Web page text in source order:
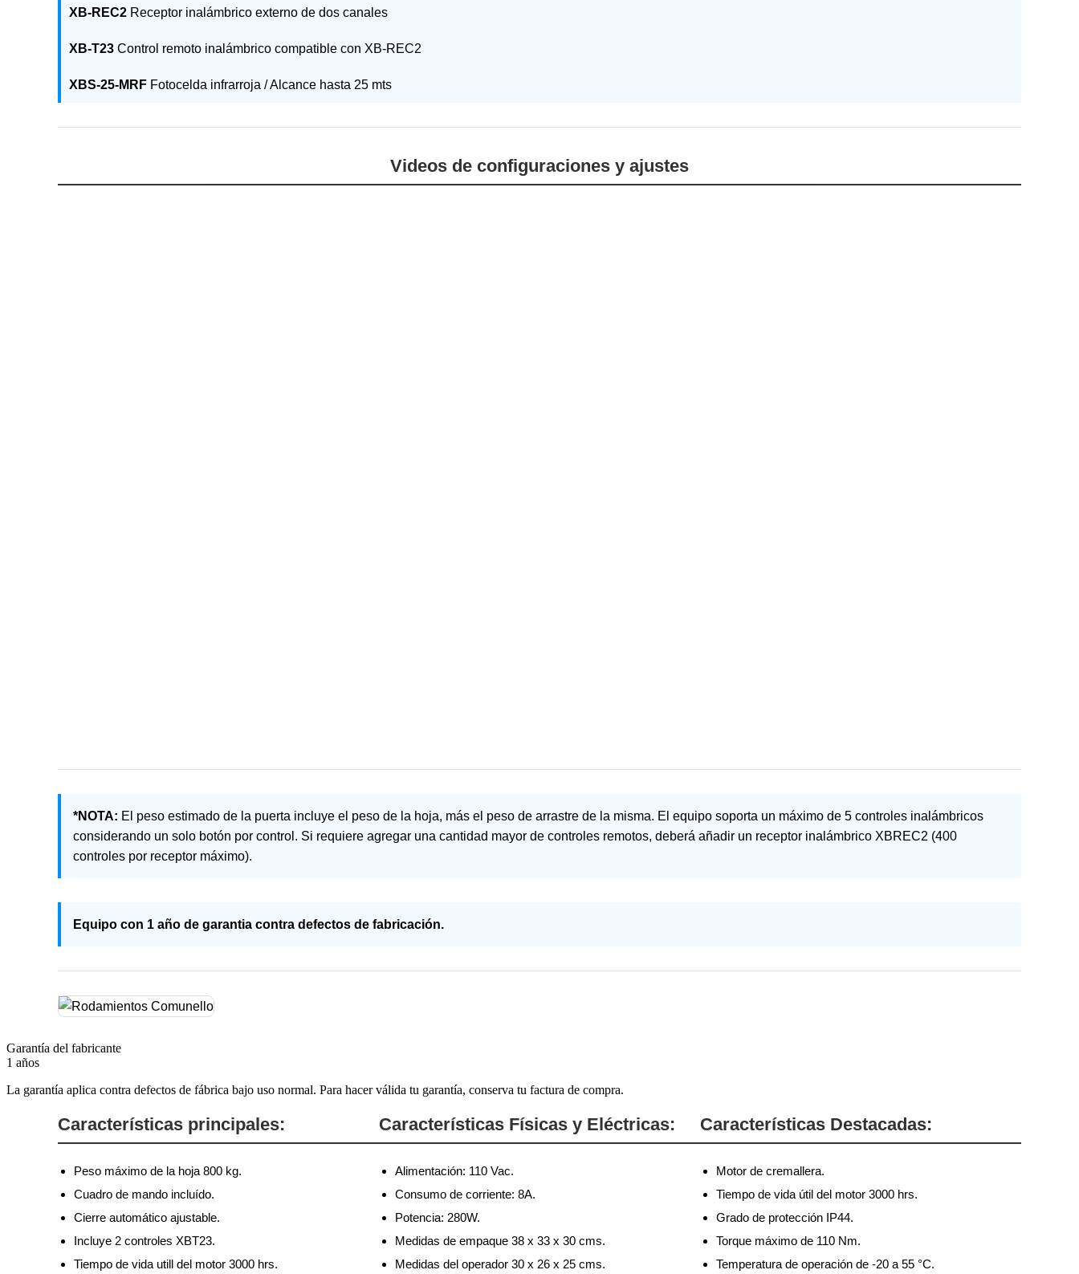
XB-REC2 Receptor inalámbrico externo de dos canales
XB-T23 Control remoto inalámbrico compatible con XB-REC2
XBS-25-MRF Fotocelda infrarroja / Alcance hasta 25 mts
Videos de configuraciones y ajustes
*NOTA: El peso estimado de la puerta incluye el peso de la hoja, más el peso de arrastre de la misma. El equipo soporta un máximo de 5 controles inalámbricos
considerando un solo botón por control. Si requiere agregar una cantidad mayor de controles remotos, deberá añadir un receptor inalámbrico XBREC2 (400
controles por receptor máximo).
Equipo con 1 año de garantia contra defectos de fabricación.
Garantía del fabricante
1 años
La garantía aplica contra defectos de fábrica bajo uso normal. Para hacer válida tu garantía, conserva tu factura de compra.
Características principales:
Peso máximo de la hoja 800 kg.
Cuadro de mando incluído.
Cierre automático ajustable.
Incluye 2 controles XBT23.
Tiempo de vida utill del motor 3000 hrs.
Características Físicas y Eléctricas:
Alimentación: 110 Vac.
Consumo de corriente: 8A.
Potencia: 280W.
Medidas de empaque 38 x 33 x 30 cms.
Medidas del operador 30 x 26 x 25 cms.
Características Destacadas:
Motor de cremallera.
Tiempo de vida útil del motor 3000 hrs.
Grado de protección IP44.
Torque máximo de 110 Nm.
Temperatura de operación de -20 a 55 °C.